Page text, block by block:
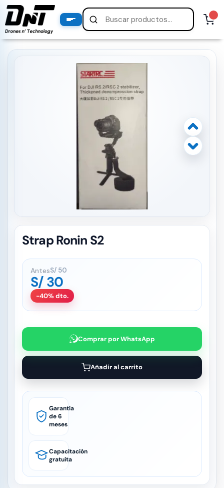
Strap Ronin S2
AntesS/ 50
S/ 30
-40% dto.
Comprar por WhatsApp
Añadir al carrito
Garantía
de 6
meses
Capacitación
gratuita
PRODUCTOS
productos destacados